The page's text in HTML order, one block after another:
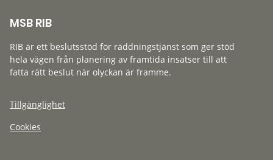
MSB RIB
RIB är ett beslutsstöd för räddningstjänst som ger stöd
hela vägen från planering av framtida insatser till att
fatta rätt beslut när olyckan är framme.
Tillgänglighet
Cookies